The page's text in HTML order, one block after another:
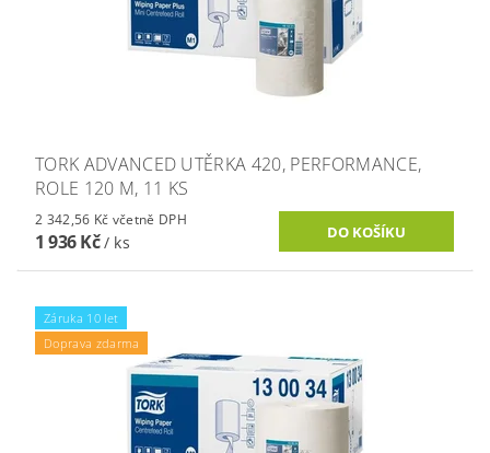
TORK ADVANCED UTĚRKA 420, PERFORMANCE,
ROLE 120 M, 11 KS
2 342,56 Kč včetně DPH
1 936 Kč/ ks
Záruka 10 let
Doprava zdarma